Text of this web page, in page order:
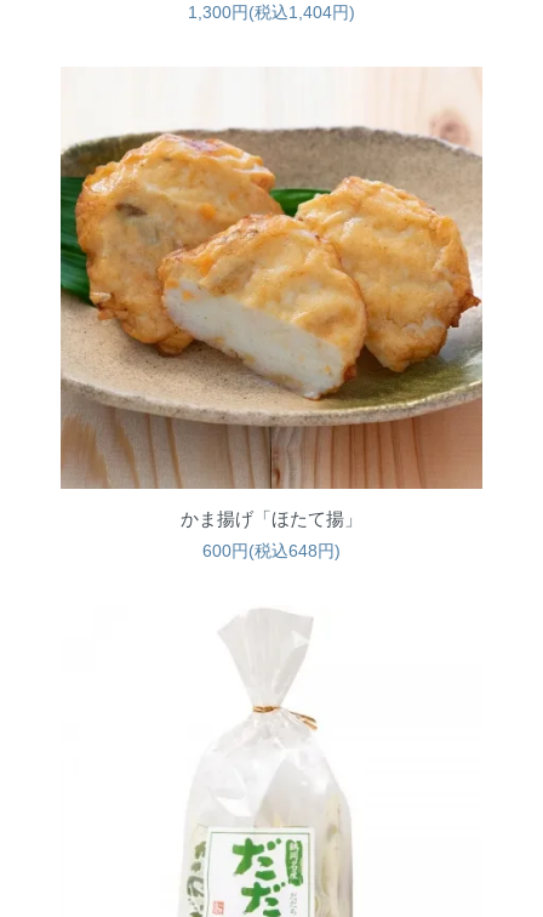
1,300円(税込1,404円)
かま揚げ「ほたて揚」
600円(税込648円)